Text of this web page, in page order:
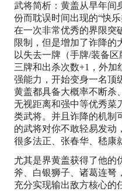
武将简析：黄盖从早年间
份而耽误时间出现的“快
在一次非常优秀的界限突
限制，但是增加了诈降的
以失去一牌（手牌/装备
三牌和出杀次数+1，外加
强能力，开始变身一名顶
黄盖都具备大概率不断杀
无视距离和强中等优秀菜
类武将。并且诈降的机制
的武将对你不敢轻易发动
很多法正、张春华、嵇康
尤其是界黄盖获得了他的
斧、白银狮子、诸葛连弩
充分实现输出敌方核心的